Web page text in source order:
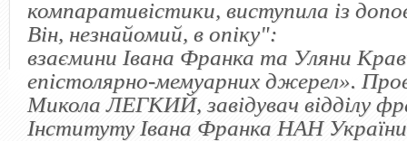
компаративістики, виступила із
Він, незнайомий, в опіку":
взаємини Івана Франка та Уляни
епістолярно-мемуарних джерел».
Микола ЛЕГКИЙ, завідувач відділу
Інституту Івана Франка НАН